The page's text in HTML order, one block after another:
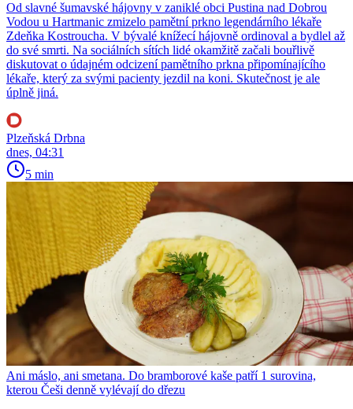
Od slavné šumavské hájovny v zaniklé obci Pustina nad Dobrou
Vodou u Hartmanic zmizelo pamětní prkno legendárního lékaře
Zdeňka Kostroucha. V bývalé knížecí hájovně ordinoval a bydlel až
do své smrti. Na sociálních sítích lidé okamžitě začali bouřlivě
diskutovat o údajném odcizení pamětního prkna připomínajícího
lékaře, který za svými pacienty jezdil na koni. Skutečnost je ale
úplně jiná.
Plzeňská Drbna
dnes, 04:31
5 min
Ani máslo, ani smetana. Do bramborové kaše patří 1 surovina,
kterou Češi denně vylévají do dřezu